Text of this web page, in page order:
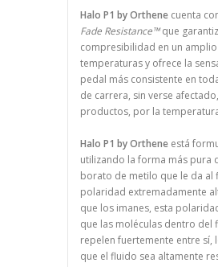
Halo P1 by Orthene cuenta
Fade Resistance™que
compresibilidad en un
temperaturas y ofrece la
pedal más consistente en
de carrera, sin verse
productos, por la
Halo P1 by Orthene está
utilizando la forma más pura
borato de metilo que le da al
polaridad extremadamente
que los imanes, esta
que las moléculas dentro del
repelen fuertemente entre sí,
que el fluido sea altamente